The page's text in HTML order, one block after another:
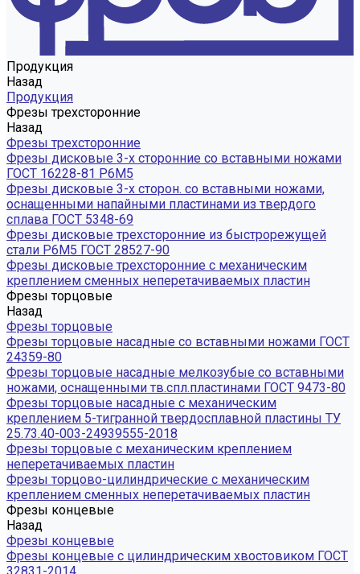
Продукция
Назад
Продукция
Фрезы трехсторонние
Назад
Фрезы трехсторонние
Фрезы дисковые 3-х сторонние со вставными ножами
ГОСТ 16228-81 Р6М5
Фрезы дисковые 3-х сторон. со вставными ножами,
оснащенными напайными пластинами из твердого
сплава ГОСТ 5348-69
Фрезы дисковые трехсторонние из быстрорежущей
стали Р6М5 ГОСТ 28527-90
Фрезы дисковые трехсторонние с механическим
креплением сменных неперетачиваемых пластин
Фрезы торцовые
Назад
Фрезы торцовые
Фрезы торцовые насадные со вставными ножами ГОСТ
24359-80
Фрезы торцовые насадные мелкозубые со вставными
ножами, оснащенными тв.спл.пластинами ГОСТ 9473-80
Фрезы торцовые насадные с механическим
креплением 5-тигранной твердосплавной пластины ТУ
25.73.40-003-24939555-2018
Фрезы торцовые с механическим креплением
неперетачиваемых пластин
Фрезы торцово-цилиндрические с механическим
креплением сменных неперетачиваемых пластин
Фрезы концевые
Назад
Фрезы концевые
Фрезы концевые с цилиндрическим хвостовиком ГОСТ
32831-2014